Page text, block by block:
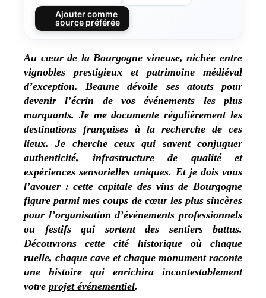
Ajouter comme
source préférée
Au cœur de la Bourgogne vineuse, nichée entre
vignobles prestigieux et patrimoine médiéval
d’exception. Beaune dévoile ses atouts pour
devenir l’écrin de vos événements les plus
marquants. Je me documente régulièrement les
destinations françaises à la recherche de ces
lieux. Je cherche ceux qui savent conjuguer
authenticité, infrastructure de qualité et
expériences sensorielles uniques. Et je dois vous
l’avouer : cette capitale des vins de Bourgogne
figure parmi mes coups de cœur les plus sincères
pour l’organisation d’événements professionnels
ou festifs qui sortent des sentiers battus.
Découvrons cette cité historique où chaque
ruelle, chaque cave et chaque monument raconte
une histoire qui enrichira incontestablement
votre projet événementiel.